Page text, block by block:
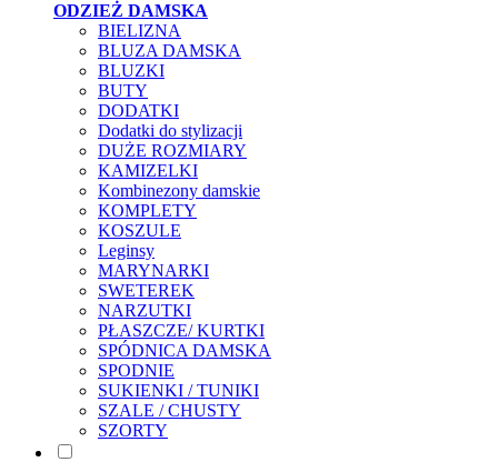
ODZIEŻ DAMSKA
BIELIZNA
BLUZA DAMSKA
BLUZKI
BUTY
DODATKI
Dodatki do stylizacji
DUŻE ROZMIARY
KAMIZELKI
Kombinezony damskie
KOMPLETY
KOSZULE
Leginsy
MARYNARKI
SWETEREK
NARZUTKI
PŁASZCZE/ KURTKI
SPÓDNICA DAMSKA
SPODNIE
SUKIENKI / TUNIKI
SZALE / CHUSTY
SZORTY